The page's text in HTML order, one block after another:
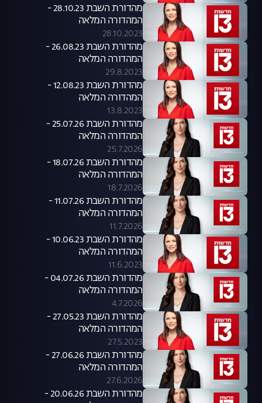
מהדורת השבת 28.10.23 -
המהדורה המלאה
28.10.2023
מהדורת השבת 26.08.23 -
המהדורה המלאה
29.8.2023
מהדורת השבת 12.08.23 -
המהדורה המלאה
13.8.2023
מהדורת השבת 25.07.26 -
המהדורה המלאה
25.7.2026
מהדורת השבת 18.07.26 -
המהדורה המלאה
18.7.2026
מהדורת השבת 11.07.26 -
המהדורה המלאה
11.7.2026
מהדורת השבת 10.06.23 -
המהדורה המלאה
11.6.2023
מהדורת השבת 04.07.26 -
המהדורה המלאה
4.7.2026
מהדורת השבת 27.05.23 -
המהדורה המלאה
27.5.2023
מהדורת השבת 27.06.26 -
המהדורה המלאה
27.6.2026
מהדורת השבת 20.06.26 -